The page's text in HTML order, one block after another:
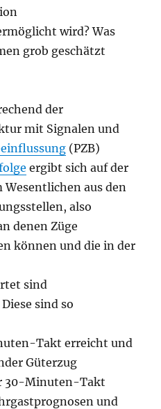
wird? Was
grob geschätzt
der
mit Signalen und
(PZB)
ergibt sich auf der
aus den
also
denen Züge
können und die in der
sind
sind so
Takt erreicht und
Güterzug
30-Minuten-Takt
und